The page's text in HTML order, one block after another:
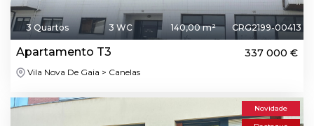
3 Quartos 3 WC 140,00 m² CRG2199-00413
Apartamento T3 337 000 €
Vila Nova De Gaia > Canelas
Novidade